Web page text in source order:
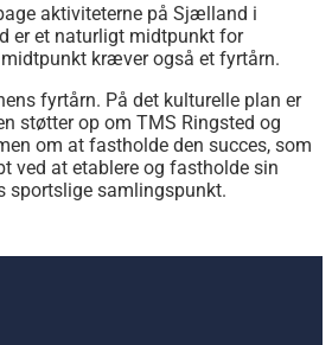
aktiviteterne på Sjælland i
er et naturligt midtpunkt for
kræver også et fyrtårn.
fyrtårn. På det kulturelle plan er
støtter op om TMS Ringsted og
om at fastholde den succes, som
ved at etablere og fastholde sin
sportslige samlingspunkt.